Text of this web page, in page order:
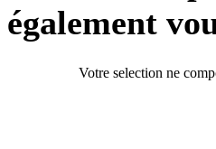
également
Votre selection ne